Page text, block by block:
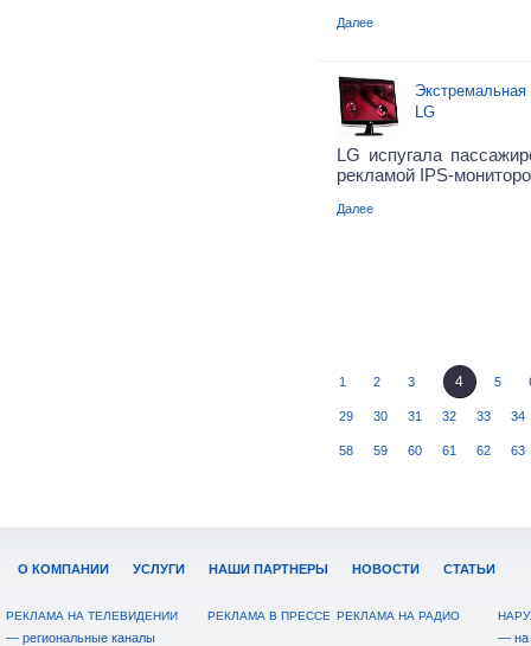
Далее
LG
LG испугала
рекламой IPS-
Далее
1 2 3 4 5
29 30 31 32 33 34
58 59 60 61 62 63
О КОМПАНИИ УСЛУГИ НАШИ ПАРТНЕРЫ НОВОСТИ СТАТЬИ
РЕКЛАМА НА ТЕЛЕВИДЕНИИ
— региональные каналы
РЕКЛАМА В ПРЕССЕ РЕКЛАМА НА РАДИО
— на